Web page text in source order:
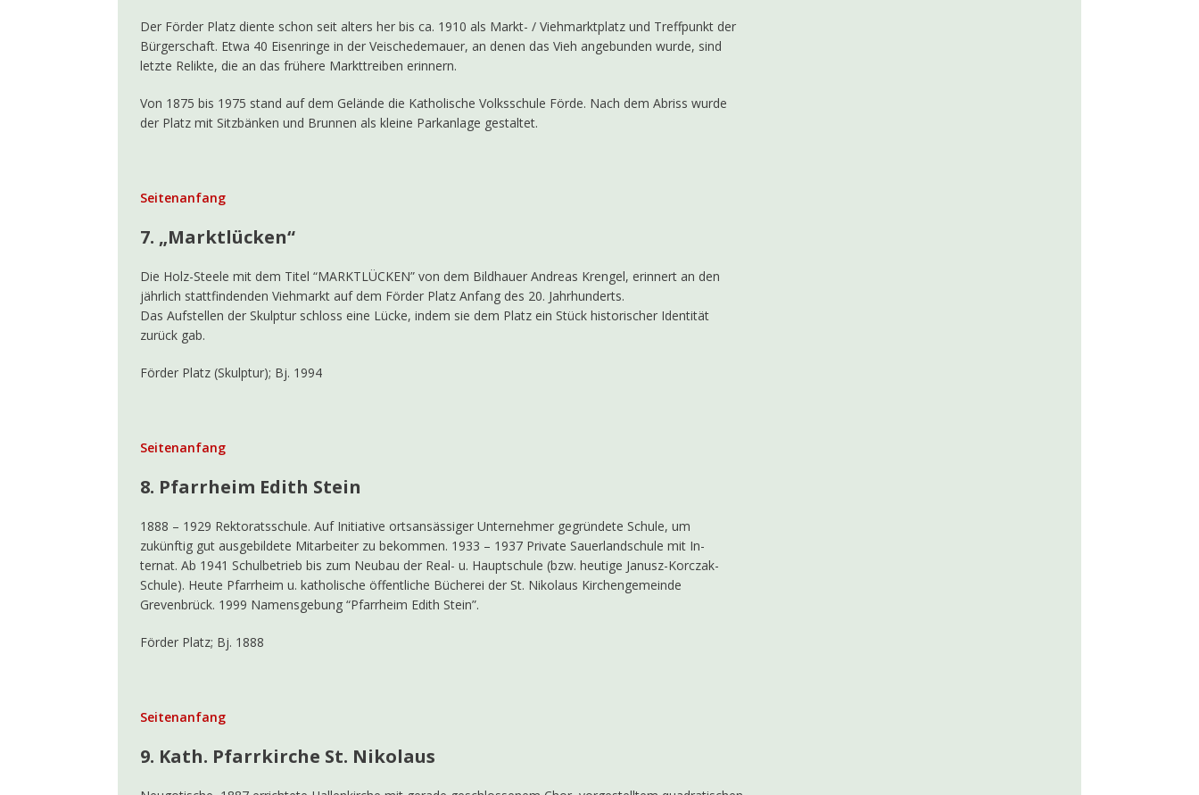
Der Förder Platz diente schon seit alters her bis ca. 1910 als Markt- / Viehmarktplatz und Treffpunkt der
Bürgerschaft. Etwa 40 Eisenringe in der Veischedemauer, an denen das Vieh angebunden wurde, sind
letzte Relikte, die an das frühere Markttreiben erinnern.
Von 1875 bis 1975 stand auf dem Gelände die Katholische Volksschule Förde. Nach dem Abriss wurde
der Platz mit Sitzbänken und Brunnen als kleine Parkanlage gestaltet.
Seitenanfang
7. „Marktlücken“
Die Holz-Steele mit dem Titel “MARKTLÜCKEN” von dem Bildhauer Andreas Krengel, erinnert an den
jährlich stattfindenden Viehmarkt auf dem Förder Platz Anfang des 20. Jahrhunderts.
Das Aufstellen der Skulptur schloss eine Lücke, indem sie dem Platz ein Stück historischer Identität
zurück gab.
Förder Platz (Skulptur); Bj. 1994
Seitenanfang
8. Pfarrheim Edith Stein
1888 – 1929 Rektoratsschule. Auf Initiative ortsansässiger Unternehmer gegründete Schule, um
zukünftig gut ausgebildete Mitarbeiter zu bekommen. 1933 – 1937 Private Sauerlandschule mit In-
ternat. Ab 1941 Schulbetrieb bis zum Neubau der Real- u. Hauptschule (bzw. heutige Janusz-Korczak-
Schule). Heute Pfarrheim u. katholische öffentliche Bücherei der St. Nikolaus Kirchengemeinde
Grevenbrück. 1999 Namensgebung “Pfarrheim Edith Stein”.
Förder Platz; Bj. 1888
Seitenanfang
9. Kath. Pfarrkirche St. Nikolaus